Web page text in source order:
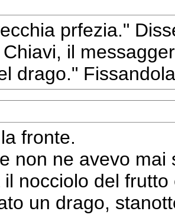
prfezia."
il
drago."
fronte.
non ne avevo
nocciolo del
un drago,